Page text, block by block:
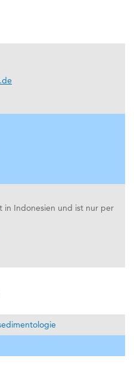
in Indonesien und ist nur per